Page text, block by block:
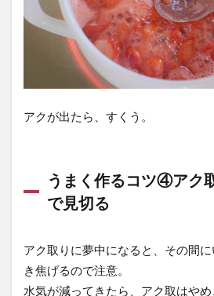
アクが出たら、すくう。
うまく作るコツ④アク
で見切る
アク取りに夢中になると、その間
き焦げるので注意。
水気が減ってきたら、アク取はや